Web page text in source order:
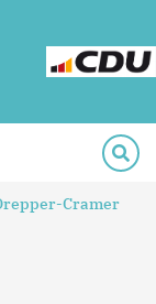
Cramer